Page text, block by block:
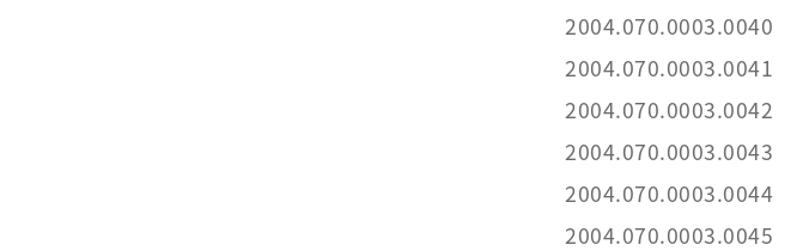
2004.070.0003.0040
2004.070.0003.0041
2004.070.0003.0042
2004.070.0003.0043
2004.070.0003.0044
2004.070.0003.0045